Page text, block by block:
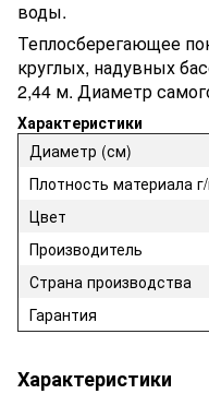
воды.
Теплосберегающее
круглых, надувных
2,44 м. Диаметр
Характеристики
Диаметр (см)
Плотность материала
Цвет
Производитель
Страна производства
Гарантия
Характеристики